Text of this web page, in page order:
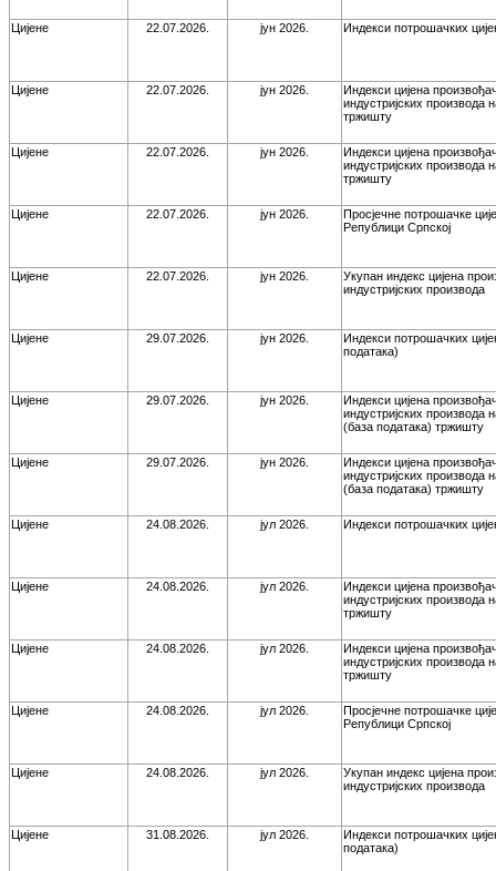
Цијене 22.07.2026. јун 2026. Индекси потрошачких
Цијене 22.07.2026. јун 2026.
Индекси цијена
индустријских производа
тржишту
Цијене 22.07.2026. јун 2026.
Индекси цијена
индустријских производа
тржишту
Цијене 22.07.2026. јун 2026.
Просјечне потрошачке
Републици Српској
Цијене 22.07.2026. јун 2026.
Укупан индекс цијена
индустријских производа
Цијене 29.07.2026. јун 2026.
Индекси потрошачких
података)
Цијене 29.07.2026. јун 2026.
Индекси цијена
индустријских производа
(база података) тржишту
Цијене 29.07.2026. јун 2026.
Индекси цијена
индустријских производа
(база података) тржишту
Цијене 24.08.2026. јул 2026. Индекси потрошачких
Цијене 24.08.2026. јул 2026.
Индекси цијена
индустријских производа
тржишту
Цијене 24.08.2026. јул 2026.
Индекси цијена
индустријских производа
тржишту
Цијене 24.08.2026. јул 2026.
Просјечне потрошачке
Републици Српској
Цијене 24.08.2026. јул 2026.
Укупан индекс цијена
индустријских производа
Цијене 31.08.2026. јул 2026.
Индекси потрошачких
података)